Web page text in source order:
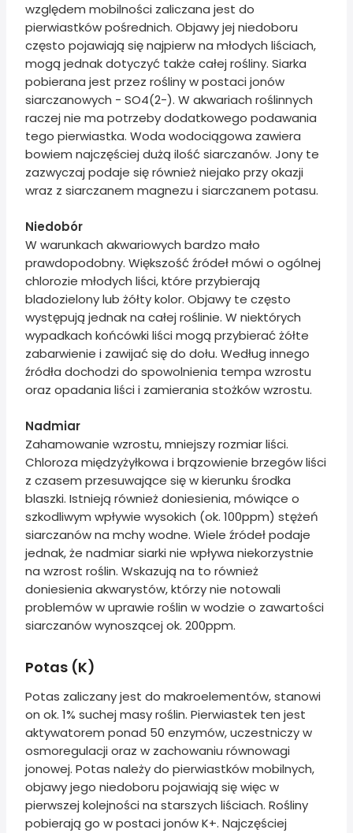
względem mobilności zaliczana jest do
pierwiastków pośrednich. Objawy jej niedoboru
często pojawiają się najpierw na młodych liściach,
mogą jednak dotyczyć także całej rośliny. Siarka
pobierana jest przez rośliny w postaci jonów
siarczanowych - SO4(2-). W akwariach roślinnych
raczej nie ma potrzeby dodatkowego podawania
tego pierwiastka. Woda wodociągowa zawiera
bowiem najczęściej dużą ilość siarczanów. Jony te
zazwyczaj podaje się również niejako przy okazji
wraz z siarczanem magnezu i siarczanem potasu.
Niedobór
W warunkach akwariowych bardzo mało
prawdopodobny. Większość źródeł mówi o ogólnej
chlorozie młodych liści, które przybierają
bladozielony lub żółty kolor. Objawy te często
występują jednak na całej roślinie. W niektórych
wypadkach końcówki liści mogą przybierać żółte
zabarwienie i zawijać się do dołu. Według innego
źródła dochodzi do spowolnienia tempa wzrostu
oraz opadania liści i zamierania stożków wzrostu.
Nadmiar
Zahamowanie wzrostu, mniejszy rozmiar liści.
Chloroza międzyżyłkowa i brązowienie brzegów liści
z czasem przesuwające się w kierunku środka
blaszki. Istnieją również doniesienia, mówiące o
szkodliwym wpływie wysokich (ok. 100ppm) stężeń
siarczanów na mchy wodne. Wiele źródeł podaje
jednak, że nadmiar siarki nie wpływa niekorzystnie
na wzrost roślin. Wskazują na to również
doniesienia akwarystów, którzy nie notowali
problemów w uprawie roślin w wodzie o zawartości
siarczanów wynoszącej ok. 200ppm.
Potas (K)
Potas zaliczany jest do makroelementów, stanowi
on ok. 1% suchej masy roślin. Pierwiastek ten jest
aktywatorem ponad 50 enzymów, uczestniczy w
osmoregulacji oraz w zachowaniu równowagi
jonowej. Potas należy do pierwiastków mobilnych,
objawy jego niedoboru pojawiają się więc w
pierwszej kolejności na starszych liściach. Rośliny
pobierają go w postaci jonów K+. Najczęściej